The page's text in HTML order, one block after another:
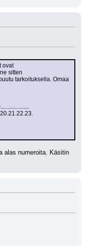
ovat
sitten
tarkoituksella. Omaa
alas numeroita. Käsitin